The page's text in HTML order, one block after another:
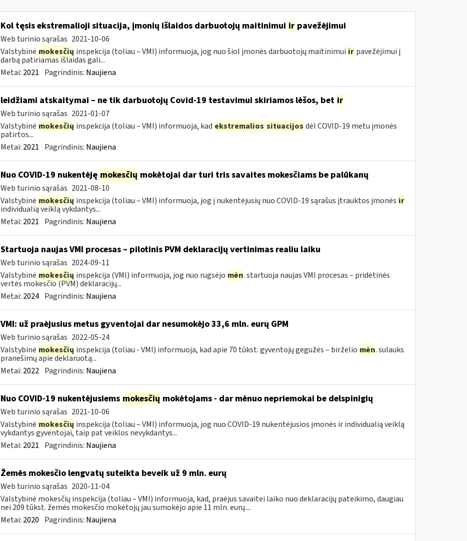
Kol tęsis ekstremalioji situacija, įmonių išlaidos darbuotojų maitinimui irpavežėjimui
Web turinio sąrašas 2021-10-06
Valstybinė mokesčių inspekcija (toliau – VMI) informuoja, jog nuo šiol įmonės darbuotojų maitinimui ir pavežėjimui į
darbą patiriamas išlaidas gali...
Metai: 2021 Pagrindinis: Naujiena
leidžiami atskaitymai – ne tik darbuotojų Covid-19 testavimui skiriamos lėšos, bet ir
Web turinio sąrašas 2021-01-07
Valstybinė mokesčių inspekcija (toliau – VMI) informuoja, kad ekstremalios situacijos dėl COVID-19 metu įmonės
patirtos...
Metai: 2021 Pagrindinis: Naujiena
Nuo COVID-19 nukentėję mokesčių mokėtojai dar turi tris savaites mokesčiams be palūkanų
Web turinio sąrašas 2021-08-10
Valstybinė mokesčių inspekcija (toliau – VMI) informuoja, jog į nukentėjusių nuo COVID-19 sąrašus įtrauktos įmonės ir
individualią veiklą vykdantys...
Metai: 2021 Pagrindinis: Naujiena
Startuoja naujas VMI procesas – pilotinis PVM deklaracijų vertinimas realiu laiku
Web turinio sąrašas 2024-09-11
Valstybinė mokesčių inspekcija (VMI) informuoja, jog nuo rugsėjo mėn. startuoja naujas VMI procesas – pridėtinės
vertės mokesčio (PVM) deklaracijų...
Metai: 2024 Pagrindinis: Naujiena
VMI: už praėjusius metus gyventojai dar nesumokėjo 33,6 mln. eurų GPM
Web turinio sąrašas 2022-05-24
Valstybinė mokesčių inspekcija (toliau - VMI) informuoja, kad apie 70 tūkst. gyventojų gegužės – birželio mėn. sulauks
pranešimų apie deklaruotą...
Metai: 2022 Pagrindinis: Naujiena
Nuo COVID-19 nukentėjusiems mokesčių mokėtojams - dar mėnuo nepriemokai be delspinigių
Web turinio sąrašas 2021-10-06
Valstybinė mokesčių inspekcija (toliau – VMI) informuoja, jog nuo COVID-19 nukentėjusios įmonės ir individualią veiklą
vykdantys gyventojai, taip pat veiklos nevykdantys...
Metai: 2021 Pagrindinis: Naujiena
Žemės mokesčio lengvatų suteikta beveik už 9 mln. eurų
Web turinio sąrašas 2020-11-04
Valstybinė mokesčių inspekcija (toliau – VMI) informuoja, kad, praėjus savaitei laiko nuo deklaracijų pateikimo, daugiau
nei 209 tūkst. žemės mokesčio mokėtojų jau sumokėjo apie 11 mln. eurų....
Metai: 2020 Pagrindinis: Naujiena